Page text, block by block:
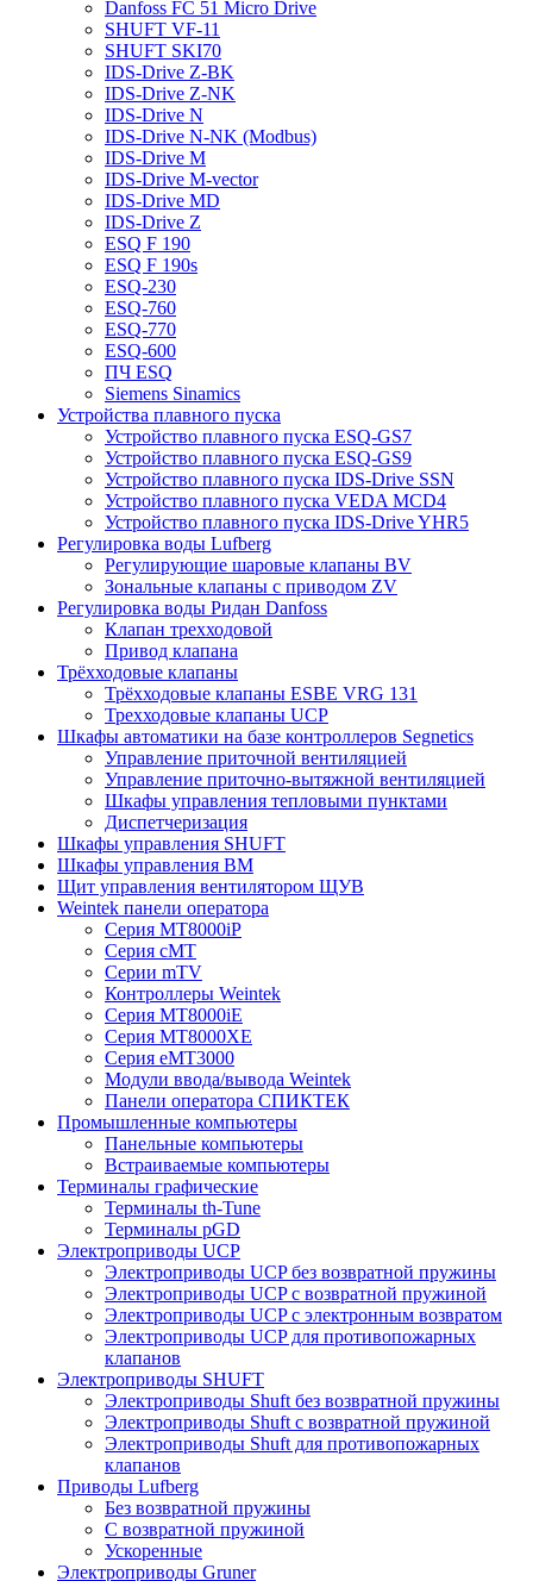
Danfoss FC 51 Micro Drive
SHUFT VF-11
SHUFT SKI70
IDS-Drive Z-BK
IDS-Drive Z-NK
IDS-Drive N
IDS-Drive N-NK (Modbus)
IDS-Drive M
IDS-Drive M-vector
IDS-Drive MD
IDS-Drive Z
ESQ F 190
ESQ F 190s
ESQ-230
ESQ-760
ESQ-770
ESQ-600
ПЧ ESQ
Siemens Sinamics
Устройства плавного пуска
Устройство плавного пуска ESQ-GS7
Устройство плавного пуска ESQ-GS9
Устройство плавного пуска IDS-Drive SSN
Устройство плавного пуска VEDA MCD4
Устройство плавного пуска IDS-Drive YHR5
Регулировка воды Lufberg
Регулирующие шаровые клапаны BV
Зональные клапаны с приводом ZV
Регулировка воды Ридан Danfoss
Клапан трехходовой
Привод клапана
Трёхходовые клапаны
Трёхходовые клапаны ESBE VRG 131
Трехходовые клапаны UCP
Шкафы автоматики на базе контроллеров Segnetics
Управление приточной вентиляцией
Управление приточно-вытяжной вентиляцией
Шкафы управления тепловыми пунктами
Диспетчеризация
Шкафы управления SHUFT
Шкафы управления BM
Щит управления вентилятором ЩУВ
Weintek панели оператора
Серия MT8000iP
Серия cMT
Серии mTV
Контроллеры Weintek
Серия MT8000iE
Серия MT8000XE
Серия eMT3000
Модули ввода/вывода Weintek
Панели оператора СПИКТЕК
Промышленные компьютеры
Панельные компьютеры
Встраиваемые компьютеры
Терминалы графические
Терминалы th-Tune
Терминалы pGD
Электроприводы UCP
Электроприводы UCP без возвратной пружины
Электроприводы UCP с возвратной пружиной
Электроприводы UCP с электронным возвратом
Электроприводы UCP для противопожарных
клапанов
Электроприводы SHUFT
Электроприводы Shuft без возвратной пружины
Электроприводы Shuft с возвратной пружиной
Электроприводы Shuft для противопожарных
клапанов
Приводы Lufberg
Без возвратной пружины
С возвратной пружиной
Ускоренные
Электроприводы Gruner